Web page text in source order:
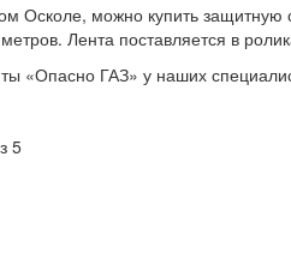
Осколе, можно купить
Лента поставляется в
«Опасно ГАЗ» у наших
5